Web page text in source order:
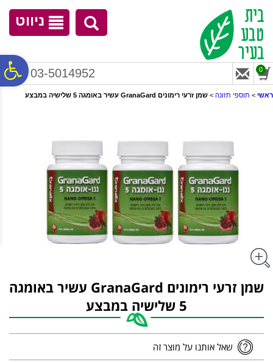
נגישות
ניווט
03-5014952 0
ראשי > תוספי תזונה > שמן זרעי רימונים GranaGard עשיר באומגה 5 שלישיה במבצע
שמן זרעי רימונים GranaGard עשיר באומגה
5 שלישיה במבצע
שאל אותנו על מוצר זה